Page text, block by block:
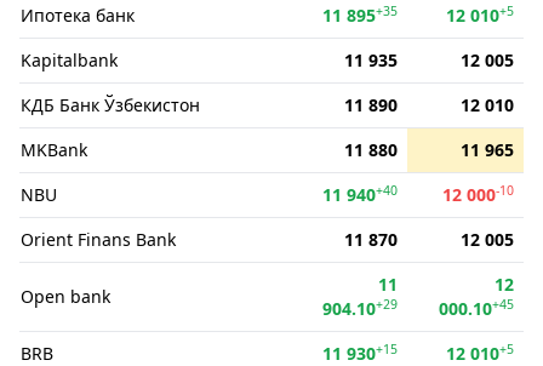
Ипотека банк
11 895+35 12 010+5
Kapitalbank 11 935
12 005
КДБ Банк Ўзбекистон
11 890
12 010
MKBank
11 880
11 965
NBU
11 940+40 12 000-10
Orient Finans Bank 11 870 12 005
Open bank
11
904.10+29
12
000.10+45
BRB 11 930+15 12 010+5